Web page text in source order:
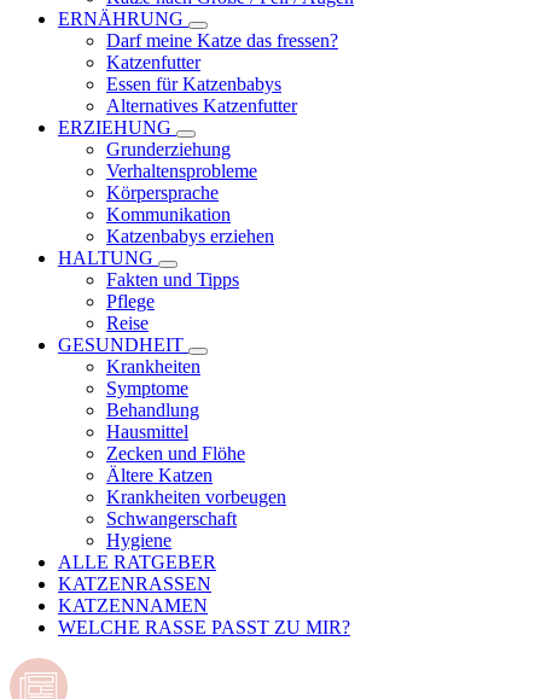
ERNÄHRUNG
Darf meine Katze das fressen?
Katzenfutter
Essen für Katzenbabys
Alternatives Katzenfutter
ERZIEHUNG
Grunderziehung
Verhaltensprobleme
Körpersprache
Kommunikation
Katzenbabys erziehen
HALTUNG
Fakten und Tipps
Pflege
Reise
GESUNDHEIT
Krankheiten
Symptome
Behandlung
Hausmittel
Zecken und Flöhe
Ältere Katzen
Krankheiten vorbeugen
Schwangerschaft
Hygiene
ALLE RATGEBER
KATZENRASSEN
KATZENNAMEN
WELCHE RASSE PASST ZU MIR?